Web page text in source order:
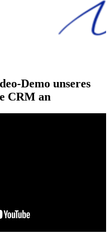
Demo unseres
CRM an